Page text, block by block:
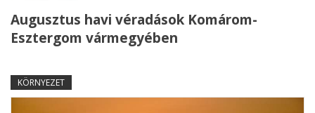
Augusztus havi véradások Komárom-
Esztergom vármegyében
KÖRNYEZET